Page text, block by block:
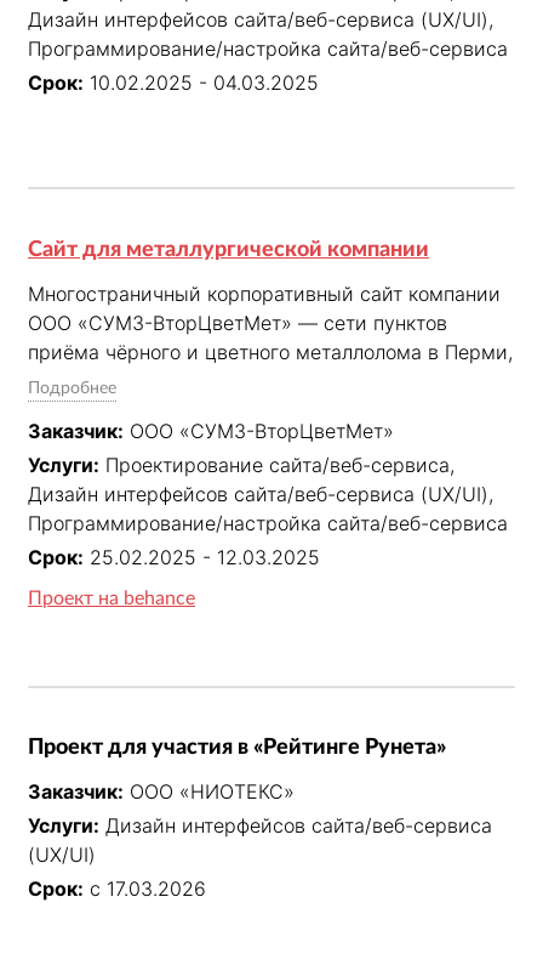
преимуществ перед традиционными
технологиями.
Дизайн интерфейсов сайта/веб-сервиса (UX/UI),
Программирование/настройка сайта/веб-сервиса
Срок: 10.02.2025 - 04.03.2025
Сайт для металлургической компании
Многостраничный корпоративный сайт компании
ООО «СУМЗ-ВторЦветМет» — сети пунктов
приёма чёрного и цветного металлолома в Перми,
Березниках и Соликамске. Сайт решает две
равнозначные задачи: формирует доверие к
компании как к честному и профессиональному
партнёру и обеспечивает практический сервис —
актуальные цены на металл по городам с
возможностью самостоятельного обновления
через административный интерфейс, онлайн-
заявка на вывоз, подробные адреса и контакты
всех точек приёма.
Подробнее
Заказчик: ООО «СУМЗ-ВторЦветМет»
Услуги: Проектирование сайта/веб-сервиса,
Дизайн интерфейсов сайта/веб-сервиса (UX/UI),
Программирование/настройка сайта/веб-сервиса
Срок: 25.02.2025 - 12.03.2025
Проект на behance
Проект для участия в «Рейтинге Рунета»
Заказчик: ООО «НИОТЕКС»
Услуги: Дизайн интерфейсов сайта/веб-сервиса
(UX/UI)
Срок: с 17.03.2026